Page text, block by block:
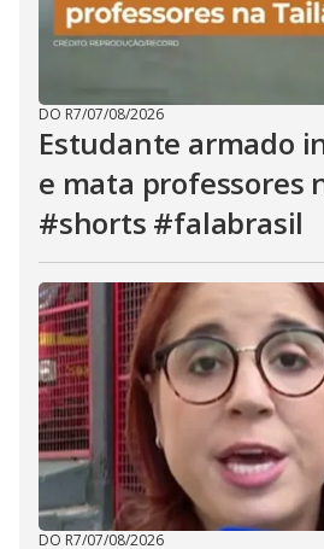
DO R7/07/08/2026
Estudante armado
e mata professores
#shorts #falabrasil
DO R7/07/08/2026